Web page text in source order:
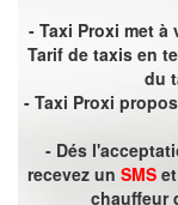
- Taxi Proxi met
Tarif de taxis en
du
- Taxi Proxi
- Dés
recevez un SMSet
chauffeur